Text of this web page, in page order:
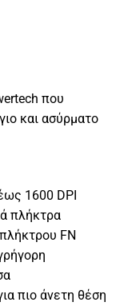
που
και ασύρματο
1600 DPI
πλήκτρα
FN
πιο άνετη θέση